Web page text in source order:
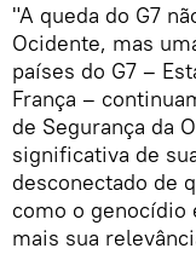
"A queda do G7
Ocidente, mas
países do G7 –
França –
de Segurança da
significativa de
desconectado de
como o genocídio
mais sua